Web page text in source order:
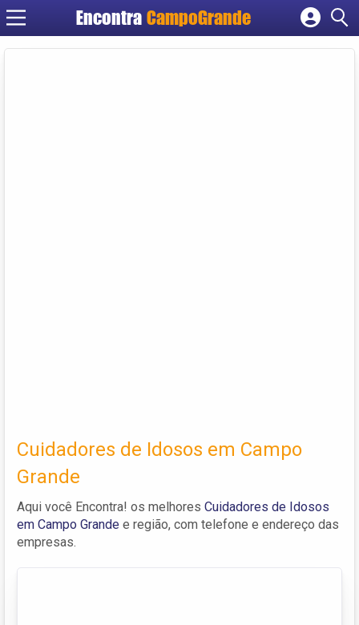
Encontra CampoGrande
Cadastrar empresa
Cuidadores de Idosos em Campo
Grande
Aqui você Encontra! os melhores Cuidadores de Idosos
em Campo Grande e região, com telefone e endereço das
empresas.